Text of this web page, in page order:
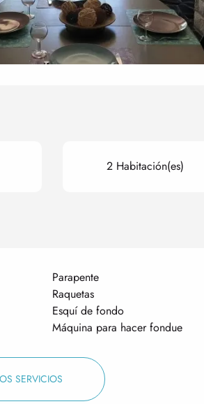
2 Habitación(es)
Parapente
Raquetas
Esquí de fondo
Máquina para hacer fondue
SERVICIOS